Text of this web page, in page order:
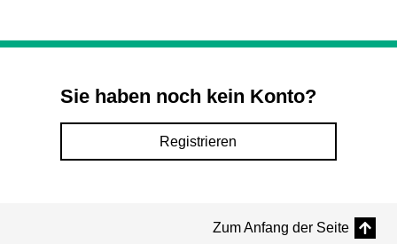
Sie haben noch kein Konto?
Registrieren
Zum Anfang der Seite